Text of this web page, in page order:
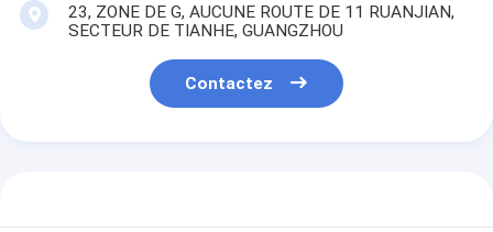
23, ZONE DE G, AUCUNE ROUTE DE 11 RUANJIAN,
SECTEUR DE TIANHE, GUANGZHOU
Contactez